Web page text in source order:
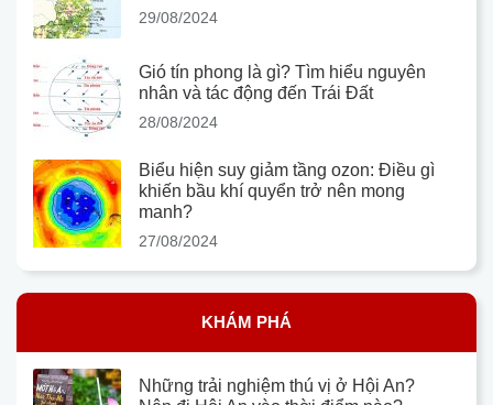
29/08/2024
Gió tín phong là gì? Tìm hiểu nguyên
nhân và tác động đến Trái Đất
28/08/2024
Biểu hiện suy giảm tầng ozon: Điều gì
khiến bầu khí quyển trở nên mong
manh?
27/08/2024
KHÁM PHÁ
Những trải nghiệm thú vị ở Hội An?